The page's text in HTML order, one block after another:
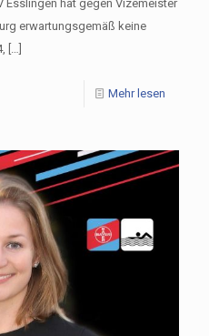
Esslingen hat gegen Vizemeister
erwartungsgemäß keine
[…]
Mehr lesen